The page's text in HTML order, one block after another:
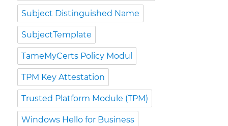
Subject Distinguished Name
SubjectTemplate
TameMyCerts Policy Modul
TPM Key Attestation
Trusted Platform Module (TPM)
Windows Hello for Business